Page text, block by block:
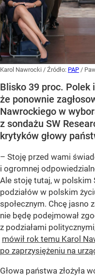
Karol Nawrocki / Źródło: PAP /
Blisko 39 proc. Polek
że ponownie
Nawrockiego w
z sondażu SW
krytyków głowy
– Stoję przed wami
i ogromnej
Ale stoję tutaj, w polskim
podziałów w polskim
społecznym. Chcę jasno
nie będę podejmował
z podziałami
mówił rok temu Karol
po zaprzysiężeniu na
Głowa państwa złożyła